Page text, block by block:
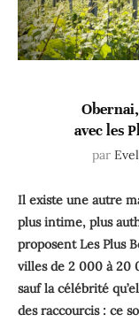
avec les
par
Il existe une autre
plus intime, plus
proposent Les Plus
villes de 2 000 à 20
sauf la célébrité
des raccourcis : ce